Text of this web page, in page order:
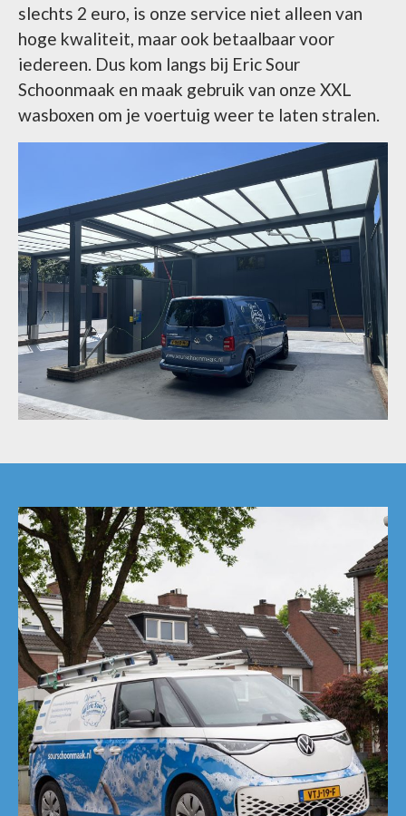
slechts 2 euro, is onze service niet alleen van
hoge kwaliteit, maar ook betaalbaar voor
iedereen. Dus kom langs bij Eric Sour
Schoonmaak en maak gebruik van onze XXL
wasboxen om je voertuig weer te laten stralen.